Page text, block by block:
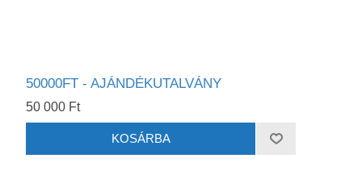
50000FT - AJÁNDÉKUTALVÁNY
50 000 Ft